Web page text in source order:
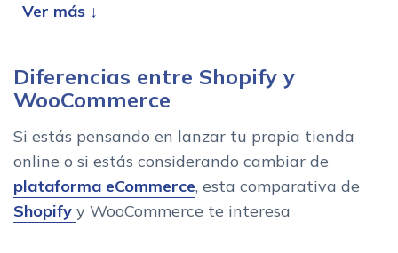
Hosting
Personalizacion de Shopify y WooCommerce
Precio
Shopify y Woocomerce ¿que plataforma elegir?
Diferencias entre Shopify y
WooCommerce
Si estás pensando en lanzar tu propia tienda
online o si estás considerando cambiar de
plataforma eCommerce, esta comparativa de
Shopify y WooCommerce te interesa